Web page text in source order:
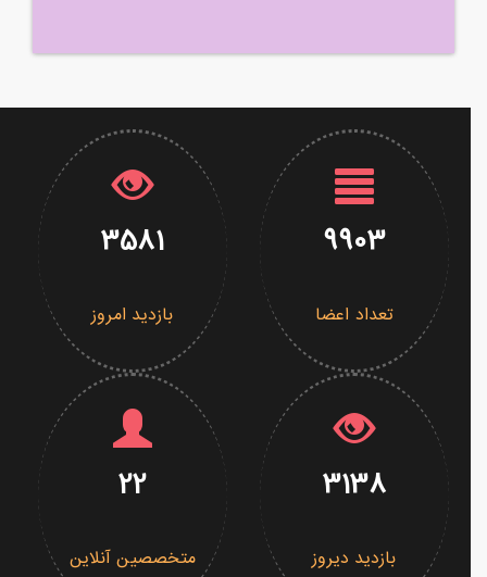
9903
تعداد اعضا
3581
بازدید امروز
3138
بازدید دیروز
22
متخصصین آنلاین